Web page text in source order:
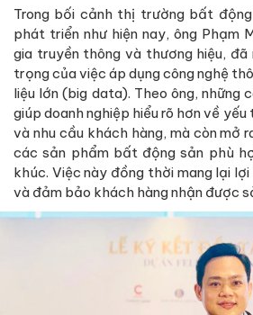
Trong bối cảnh thị trường bất
phát triển như hiện nay, ông Phạm
gia truyền thông và thương hiệu, đã
trọng của việc áp dụng công nghệ
liệu lớn (big data). Theo ông, những
giúp doanh nghiệp hiểu rõ hơn về
và nhu cầu khách hàng, mà còn mở
các sản phẩm bất động sản phù
khúc. Việc này đồng thời mang lại
và đảm bảo khách hàng nhận được